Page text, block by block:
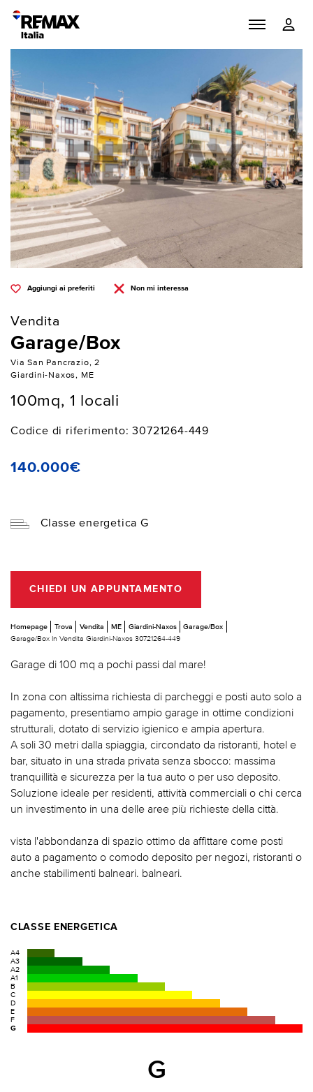
Aggiungi ai preferiti Non mi interessa
Vendita
Garage/Box
Via San Pancrazio, 2
Giardini-Naxos, ME
100mq, 1 locali
Codice di riferimento: 30721264-449
140.000€
Classe energetica G
CHIEDI UN APPUNTAMENTO
Homepage Trova Vendita ME Giardini-Naxos
Garage/Box
Garage/Box In Vendita Giardini-Naxos 30721264-449
Garage di 100 mq a pochi passi dal mare!
In zona con altissima richiesta di parcheggi e posti auto solo a
pagamento, presentiamo ampio garage in ottime condizioni
strutturali, dotato di servizio igienico e ampia apertura.
A soli 30 metri dalla spiaggia, circondato da ristoranti, hotel e
bar, situato in una strada privata senza sbocco: massima
tranquillità e sicurezza per la tua auto o per uso deposito.
Soluzione ideale per residenti, attività commerciali o chi cerca
un investimento in una delle aree più richieste della città.
vista l'abbondanza di spazio ottimo da affittare come posti
auto a pagamento o comodo deposito per negozi, ristoranti o
anche stabilimenti balneari. balneari.
CLASSE ENERGETICA
A4
A3
A2
A1
B
C
D
E
F
G
G